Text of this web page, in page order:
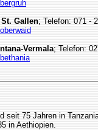
St. Gallen; Telefon: 071 -
Vermala; Telefon:
seit 75 Jahren in
in Aethiopien.